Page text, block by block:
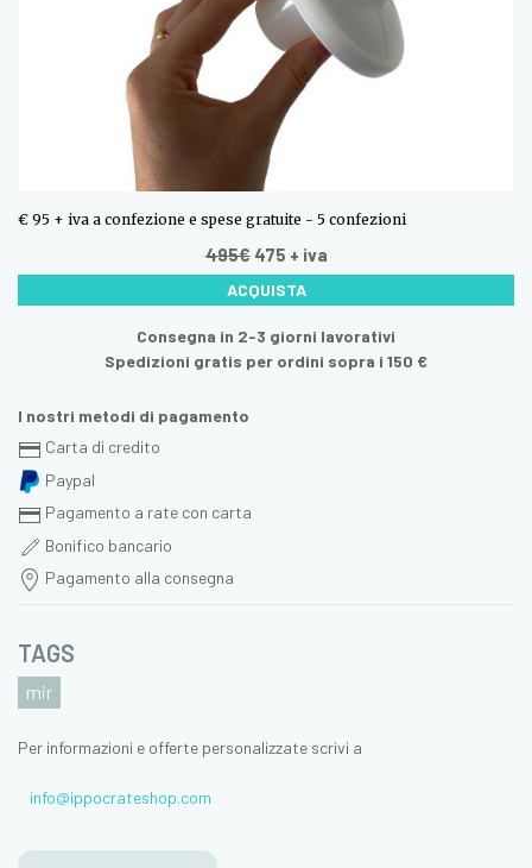
€ 95 + iva a confezione e spese gratuite - 5 confezioni
495€ 475 + iva
ACQUISTA
Consegna in 2-3 giorni lavorativi
Spedizioni gratis per ordini sopra i 150 €
I nostri metodi di pagamento
Carta di credito
Paypal
Pagamento a rate con carta
Bonifico bancario
Pagamento alla consegna
TAGS
mir
Per informazioni e offerte personalizzate scrivi a
info@ippocrateshop.com